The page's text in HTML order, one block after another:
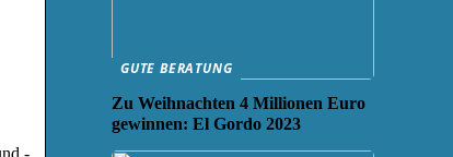
-
GUTE BERATUNG
Zu Weihnachten 4 Millionen Euro
gewinnen: El Gordo 2023